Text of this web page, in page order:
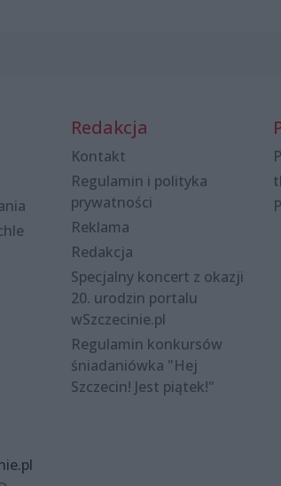
Redakcja
Kontakt
Regulamin i polityka
prywatności
Reklama
Redakcja
Specjalny koncert z okazji
20. urodzin portalu
wSzczecinie.pl
Regulamin konkursów
śniadaniówka "Hej
Szczecin! Jest piątek!"